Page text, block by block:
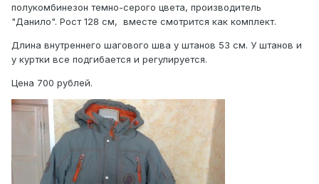
полукомбинезон темно-серого цвета, производитель
"Данило". Рост 128 см, вместе смотрится как комплект.
Длина внутреннего шагового шва у штанов 53 см. У штанов и
у куртки все подгибается и регулируется.
Цена 700 рублей.